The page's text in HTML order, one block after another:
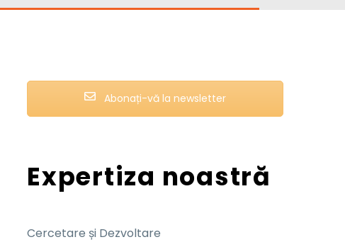
Abonați-vă la newsletter
Expertiza noastră
Cercetare și Dezvoltare